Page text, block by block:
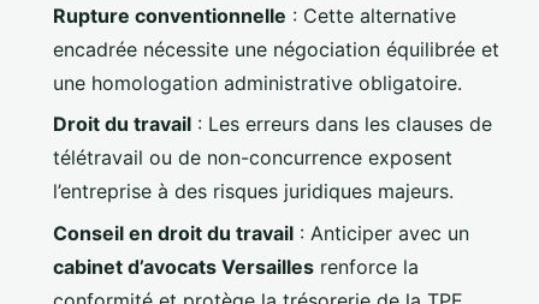
Rupture conventionnelle : Cette alternative
encadrée nécessite une négociation équilibrée et
une homologation administrative obligatoire.
Droit du travail : Les erreurs dans les clauses de
télétravail ou de non-concurrence exposent
l’entreprise à des risques juridiques majeurs.
Conseil en droit du travail : Anticiper avec un
cabinet d’avocats Versailles renforce la